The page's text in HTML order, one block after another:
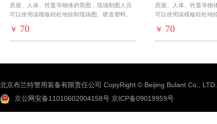
房屋、人体、牲畜等物体的简图，现场制图人员
可以使用该模板轻松地绘制现场图。硬质塑料。
￥ 70
房屋、人体、牲畜等物
可以使用该模板轻松地
￥ 70
北京布兰特警用装备有限责任公司 CopyRight © Beijing Bulant Co., LTD.
京公网安备11010602004158号 京ICP备09019959号